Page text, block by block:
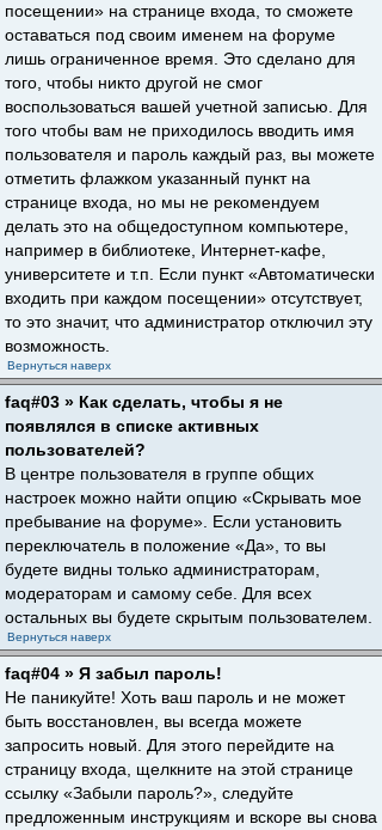
посещении» на странице входа, то сможете
оставаться под своим именем на форуме
лишь ограниченное время. Это сделано для
того, чтобы никто другой не смог
воспользоваться вашей учетной записью. Для
того чтобы вам не приходилось вводить имя
пользователя и пароль каждый раз, вы можете
отметить флажком указанный пункт на
странице входа, но мы не рекомендуем
делать это на общедоступном компьютере,
например в библиотеке, Интернет-кафе,
университете и т.п. Если пункт «Автоматически
входить при каждом посещении» отсутствует,
то это значит, что администратор отключил эту
возможность.
Вернуться наверх
faq#03 » Как сделать, чтобы я не
появлялся в списке активных
пользователей?
В центре пользователя в группе общих
настроек можно найти опцию «Скрывать мое
пребывание на форуме». Если установить
переключатель в положение «Да», то вы
будете видны только администраторам,
модераторам и самому себе. Для всех
остальных вы будете скрытым пользователем.
Вернуться наверх
faq#04 » Я забыл пароль!
Не паникуйте! Хоть ваш пароль и не может
быть восстановлен, вы всегда можете
запросить новый. Для этого перейдите на
страницу входа, щелкните на этой странице
ссылку «Забыли пароль?», следуйте
предложенным инструкциям и вскоре вы снова